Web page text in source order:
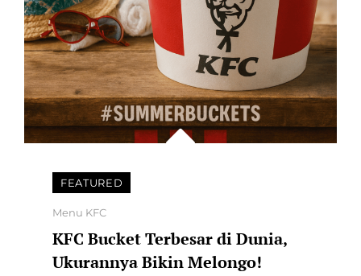
FEATURED
Categories
Menu KFC
KFC Bucket Terbesar di Dunia,
Ukurannya Bikin Melongo!